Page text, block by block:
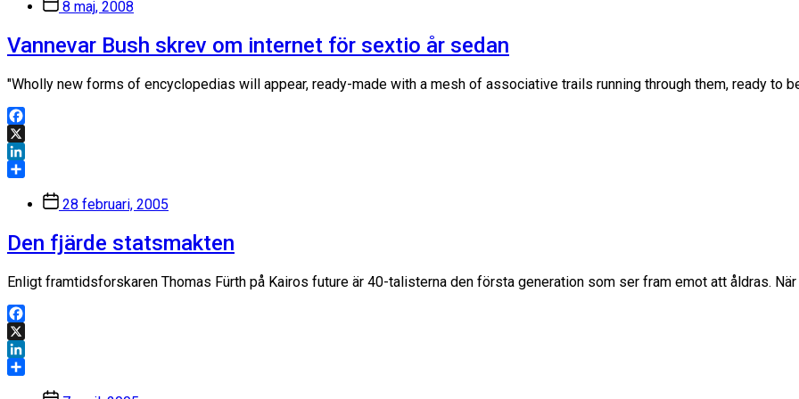
8 maj, 2008
Vannevar Bush skrev om internet för sextio år sedan
"Wholly new forms of encyclopedias will appear, ready-made with a mesh of associative trails running through them, ready to
Facebook
X
LinkedIn
Inläggsdatum
28 februari, 2005
Den fjärde statsmakten
Enligt framtidsforskaren Thomas Fürth på Kairos future är 40-talisterna den första generation som ser fram emot att åldras.
Facebook
X
LinkedIn